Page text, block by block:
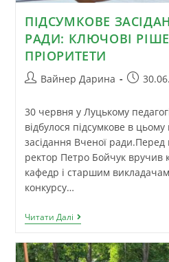
ПІДСУМКОВЕ
РАДИ: КЛЮЧОВІ
ПРІОРИТЕТИ
Вайнер Дарина
30 червня у Луцькому
відбулося підсумкове в
засідання Вченої ради.Перед
ректор Петро Бойчук вручив
кафедр і старшим
конкурсу…
Читати Далі